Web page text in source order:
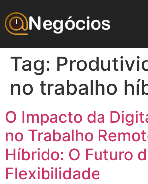
Tag:
no trabalho
O Impacto da
no Trabalho
Híbrido: O Futuro
Flexibilidade